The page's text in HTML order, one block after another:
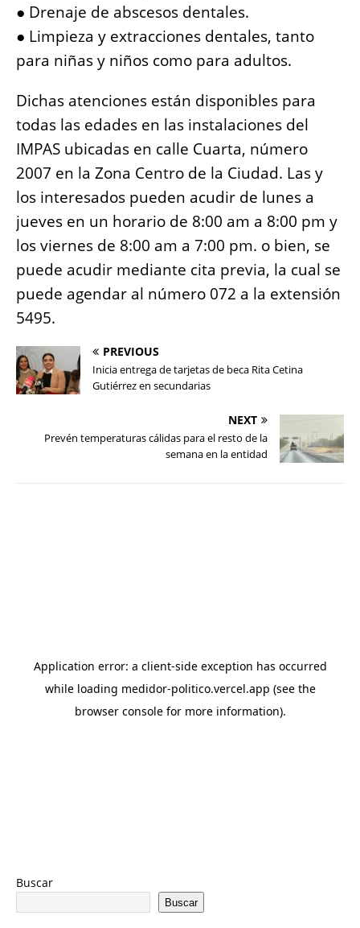
● Drenaje de abscesos dentales.
● Limpieza y extracciones dentales, tanto
para niñas y niños como para adultos.
Dichas atenciones están disponibles para
todas las edades en las instalaciones del
IMPAS ubicadas en calle Cuarta, número
2007 en la Zona Centro de la Ciudad. Las y
los interesados pueden acudir de lunes a
jueves en un horario de 8:00 am a 8:00 pm y
los viernes de 8:00 am a 7:00 pm. o bien, se
puede acudir mediante cita previa, la cual se
puede agendar al número 072 a la extensión
5495.
PREVIOUS
Inicia entrega de tarjetas de beca Rita Cetina
Gutiérrez en secundarias
NEXT
Prevén temperaturas cálidas para el resto de la
semana en la entidad
Buscar
Buscar